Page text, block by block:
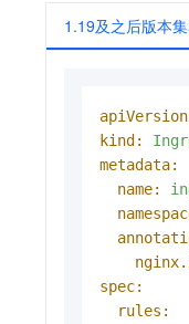
1.19及之后版本
kind:
metadata:
name:
spec:
rules: